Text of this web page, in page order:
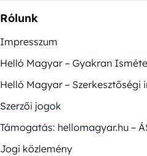
Rólunk
Impresszum
Helló Magyar – Gyakran
Helló Magyar – Szerkesztőségi
Szerzői jogok
Támogatás: hellomagyar.hu –
Jogi közlemény